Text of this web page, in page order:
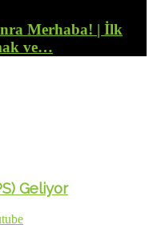
Merhaba! | İlk
ve…
Geliyor